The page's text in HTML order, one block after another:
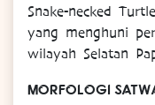
Snake-necked
yang menghuni
wilayah Selatan
MORFOLOGI